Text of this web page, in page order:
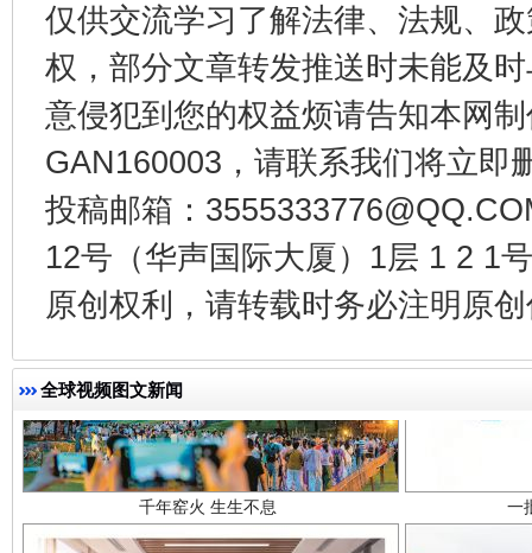
仅供交流学习了解法律、法规、
权，部分文章转发推送时未能及
意侵犯到您的权益烦请告知本网
GAN160003，请联系我们将立即
投稿邮箱：
12号（华声国际大厦）1层 1 2 1
原创权利，请转载时务必注明原
全球视频图文新闻
东山县通报“牛蛙产品抗生素超标问题” 法
千年窑火 生生不息 一